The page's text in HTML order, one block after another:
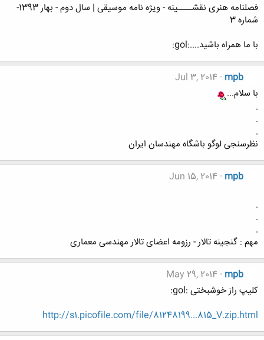
فصلنامه هنری نقشــــینه - ویژه نامه موسیقی | سال دوم - بهار 1393-
شماره 3
با ما همراه باشید....:gol:
mpb
Jul 3, 2014
با سلام...
.
.
.
نظرسنجی لوگو باشگاه مهندسان ایران
mpb
Jun 15, 2014
.
.
.
مهم : گنجینه تالار - رزومه اعضای تالار مهندسی معماری
mpb
May 29, 2014
کلیپ راز خوشبختی :gol:
http://s1.picofile.com/file/81248199...815_V.zip.html